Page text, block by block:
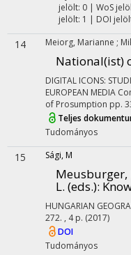
jelölt: 0 | WoS
jelölt: 1 | DOI
14 Meiorg, Marianne ;
National(ist)
DIGITAL ICONS:
EUROPEAN MEDIA
of Prosumption pp.
Teljes
Tudományos
15 Sági, M
Meusburger,
L. (eds.):
HUNGARIAN
272. , 4 p. (2017)
DOI
Tudományos